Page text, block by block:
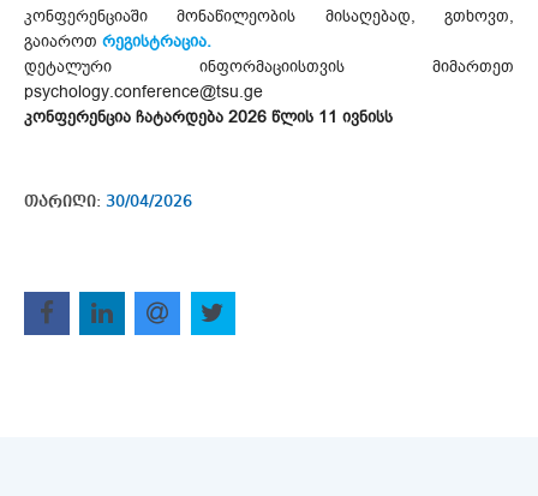
კონფერენციაში მონაწილეობის მისაღებად, გთხოვთ,
გაიაროთ რეგისტრაცია.
დეტალური ინფორმაციისთვის მიმართეთ
psychology.conference@tsu.ge
კონფერენცია ჩატარდება 2026 წლის 11 ივნისს
თარიღი: 30/04/2026